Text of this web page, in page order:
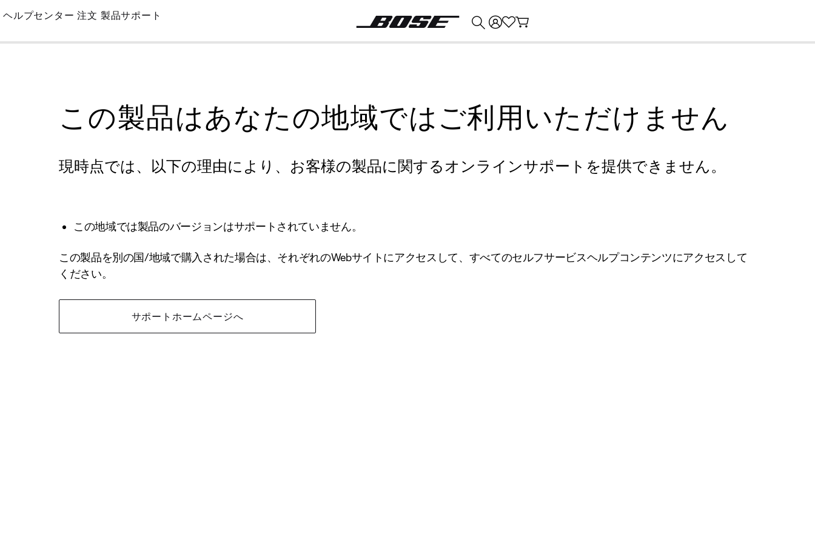
Skip
Main
ヘルプセンター 注文 製品サポート
この製品はあなたの地域ではご利用いただけません
現時点では、以下の理由により、お客様の製品に関するオンラインサポートを提供できません。
この地域では製品のバージョンはサポートされていません。
この製品を別の国/地域で購入された場合は、それぞれのWebサイトにアクセスして、すべてのセルフサービスヘルプコンテンツにアクセスして
ください。
サポートホームページへ